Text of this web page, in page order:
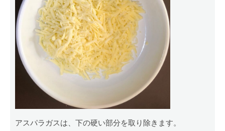
アスパラガスは、下の硬い部分を取り除きます。